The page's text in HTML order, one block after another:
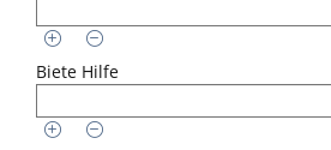
Biete Hilfe